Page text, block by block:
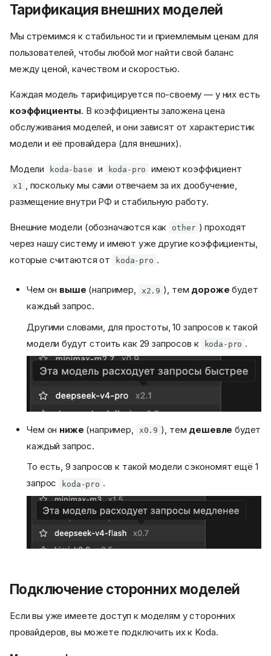
Тарификация внешних моделей
Мы стремимся к стабильности и приемлемым ценам для
пользователей, чтобы любой мог найти свой баланс
между ценой, качеством и скоростью.
Каждая модель тарифицируется по-своему — у них есть
коэффициенты. В коэффициенты заложена цена
обслуживания моделей, и они зависят от характеристик
модели и её провайдера (для внешних).
Модели koda-base и koda-pro имеют коэффициент
x1
, поскольку мы сами отвечаем за их дообучение,
размещение внутри РФ и стабильную работу.
Внешние модели (обозначаются как other ) проходят
через нашу систему и имеют уже другие коэффициенты,
которые считаются от
koda-pro .
Чем он выше (например, x2.9 ), тем дороже будет
каждый запрос.
Другими словами, для простоты, 10 запросов к такой
модели будут стоить как 29 запросов к
koda-pro .
Чем он ниже (например, x0.9 ), тем дешевле будет
каждый запрос.
То есть, 9 запросов к такой модели сэкономят ещё 1
запрос
koda-pro .
Подключение сторонних моделей
Если вы уже имеете доступ к моделям у сторонних
провайдеров, вы можете подключить их к Koda.